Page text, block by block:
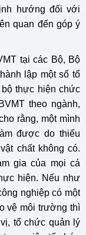
hướng đối với
quan đến góp ý
tại các Bộ, Bộ
lập một số tổ
thực hiện chức
theo ngành,
rằng, một mình
được do thiếu
chất không có.
gia của mọi cá
hiện. Nếu như
nghiệp có một
vệ môi trường thì
tổ chức quản lý